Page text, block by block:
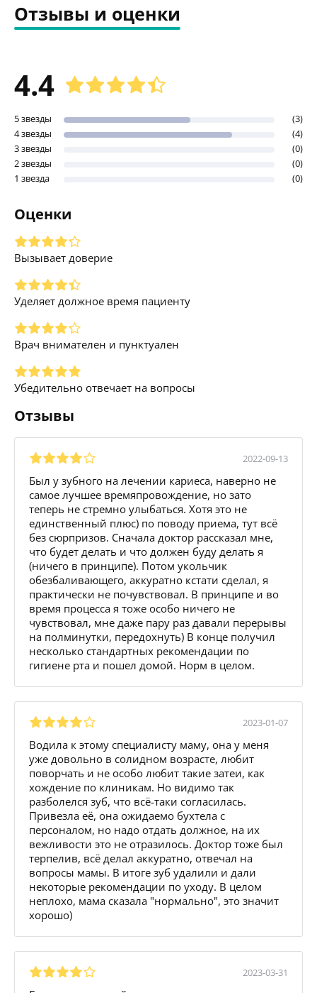
Отзывы и оценки
4.4
5 звезды
(3)
4 звезды
(4)
3 звезды
(0)
2 звезды
(0)
1 звезда
(0)
Оценки
Вызывает доверие
Уделяет должное время пациенту
Врач внимателен и пунктуален
Убедительно отвечает на вопросы
Отзывы
2022-09-13
Был у зубного на лечении кариеса, наверно не
самое лучшее времяпровождение, но зато
теперь не стремно улыбаться. Хотя это не
единственный плюс) по поводу приема, тут всё
без сюрпризов. Сначала доктор рассказал мне,
что будет делать и что должен буду делать я
(ничего в принципе). Потом укольчик
обезбаливающего, аккуратно кстати сделал, я
практически не почувствовал. В принципе и во
время процесса я тоже особо ничего не
чувствовал, мне даже пару раз давали перерывы
на полминутки, передохнуть) В конце получил
несколько стандартных рекомендации по
гигиене рта и пошел домой. Норм в целом.
2023-01-07
Водила к этому специалисту маму, она у меня
уже довольно в солидном возрасте, любит
поворчать и не особо любит такие затеи, как
хождение по клиникам. Но видимо так
разболелся зуб, что всё-таки согласилась.
Привезла её, она ожидаемо бухтела с
персоналом, но надо отдать должное, на их
вежливости это не отразилось. Доктор тоже был
терпелив, всё делал аккуратно, отвечал на
вопросы мамы. В итоге зуб удалили и дали
некоторые рекомендации по уходу. В целом
неплохо, мама сказала "нормально", это значит
хорошо)
2023-03-31